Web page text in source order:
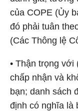
của COPE (Ủy
đó phải tuân
(Các Thông lệ
• Thận trọng
chấp nhận và
bạn; danh sách
định có nghĩa là